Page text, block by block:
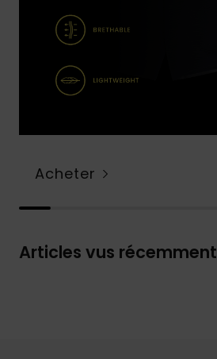
Acheter
Articles vus récemment